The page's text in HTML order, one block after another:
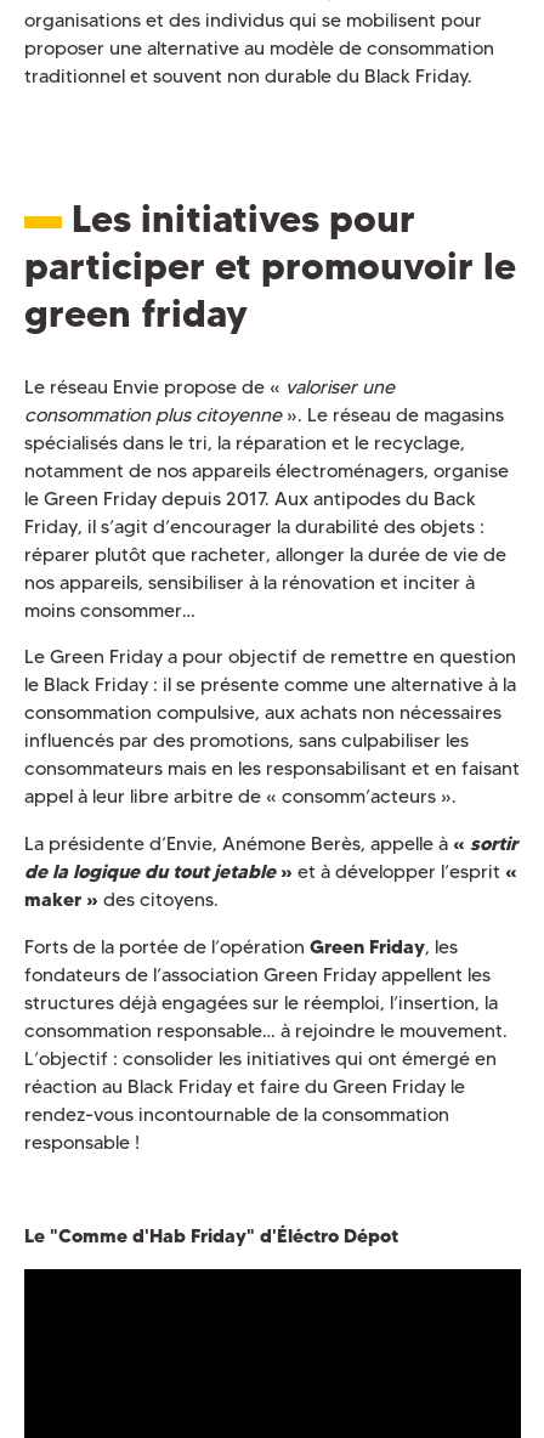
organisations et des individus qui se mobilisent pour
proposer une alternative au modèle de consommation
traditionnel et souvent non durable du Black Friday.
Les initiatives pour
participer et promouvoir le
green friday
Le réseau Envie propose de « valoriser une
consommation plus citoyenne». Le réseau de magasins
spécialisés dans le tri, la réparation et le recyclage,
notamment de nos appareils électroménagers, organise
le Green Friday depuis 2017. Aux antipodes du Back
Friday, il s’agit d’encourager la durabilité des objets :
réparer plutôt que racheter, allonger la durée de vie de
nos appareils, sensibiliser à la rénovation et inciter à
moins consommer…
Le Green Friday a pour objectif de remettre en question
le Black Friday : il se présente comme une alternative à la
consommation compulsive, aux achats non nécessaires
influencés par des promotions, sans culpabiliser les
consommateurs mais en les responsabilisant et en faisant
appel à leur libre arbitre de « consomm’acteurs ».
La présidente d’Envie, Anémone Berès, appelle à« sortir
de la logique du tout jetable» et à développer l’esprit «
maker » des citoyens.
Forts de la portée de l’opération Green Friday, les
fondateurs de l’association Green Friday appellent les
structures déjà engagées sur le réemploi, l’insertion, la
consommation responsable… à rejoindre le mouvement.
L’objectif : consolider les initiatives qui ont émergé en
réaction au Black Friday et faire du Green Friday le
rendez-vous incontournable de la consommation
responsable !
Le "Comme d'Hab Friday" d'Éléctro Dépot